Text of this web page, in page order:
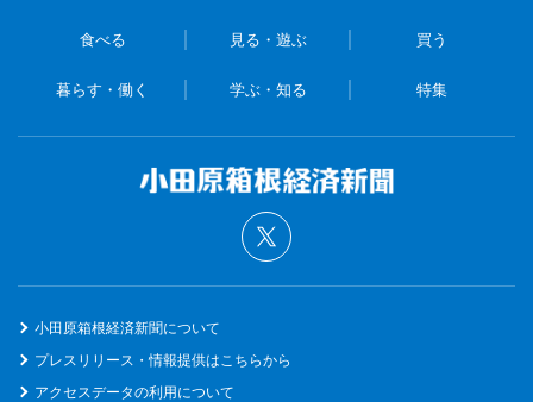
食べる 見る・遊ぶ 買う
暮らす・働く 学ぶ・知る 特集
小田原箱根経済新聞について
プレスリリース・情報提供はこちらから
アクセスデータの利用について